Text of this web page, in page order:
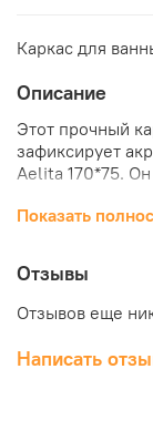
Каркас для
Описание
Этот прочный
зафиксирует
Aelita 170*75.
использование
прямоугольная
интернет-
Показать
Отзывы
Отзывов еще
Написать